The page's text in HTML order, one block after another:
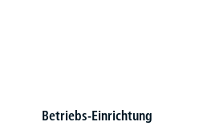
Betriebs-Einrichtung